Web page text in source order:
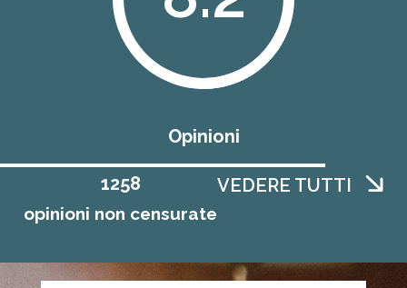
Opinioni
opinioni non censurate
1258 VEDERE TUTTI